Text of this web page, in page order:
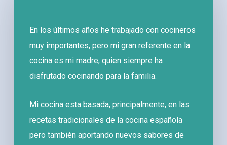
En los últimos años he trabajado con cocineros
muy importantes, pero mi gran referente en la
cocina es mi madre, quien siempre ha
disfrutado cocinando para la familia.
Mi cocina esta basada, principalmente, en las
recetas tradicionales de la cocina española
pero también aportando nuevos sabores de